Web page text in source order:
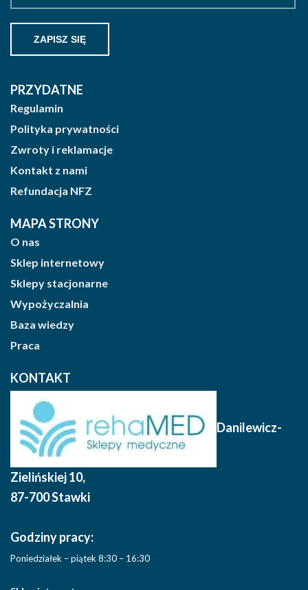
PRZYDATNE
Regulamin
Polityka prywatności
Zwroty i reklamacje
Kontakt z nami
Refundacja NFZ
MAPA STRONY
O nas
Sklep internetowy
Sklepy stacjonarne
Wypożyczalnia
Baza wiedzy
Praca
KONTAKT
Danilewicz-
Zielińskiej 10,
87-700 Stawki
Godziny pracy:
Poniedziałek – piątek 8:30 – 16:30